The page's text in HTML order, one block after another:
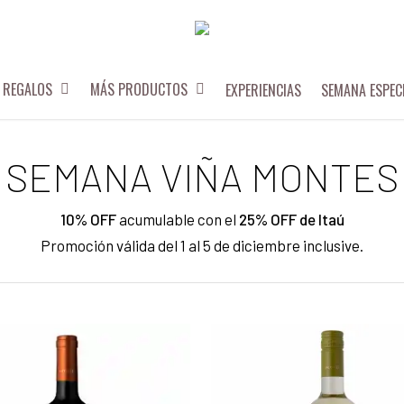
REGALOS MÁS PRODUCTOS EXPERIENCIAS SEMANA
SEMANA VIÑA MONTES
10% OFFacumulable con el 25% OFF de Itaú
Promoción válida del 1 al 5 de diciembre inclusive.